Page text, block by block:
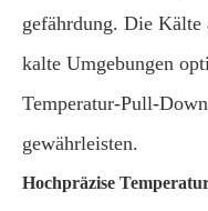
gefährdung. Die
kalte Umgebungen
Temperatur-Pull-
gewährleisten.
Hochpräzise